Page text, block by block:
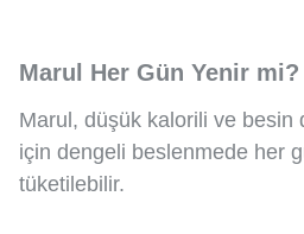
Marul Her Gün Yenir mi?
Marul, düşük kalorili ve besin
için dengeli beslenmede her
tüketilebilir.